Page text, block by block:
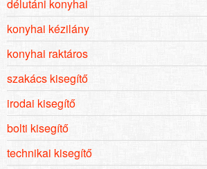
délutáni konyhai
konyhai kézilány
konyhai raktáros
szakács kisegítő
irodai kisegítő
bolti kisegítő
technikai kisegítő